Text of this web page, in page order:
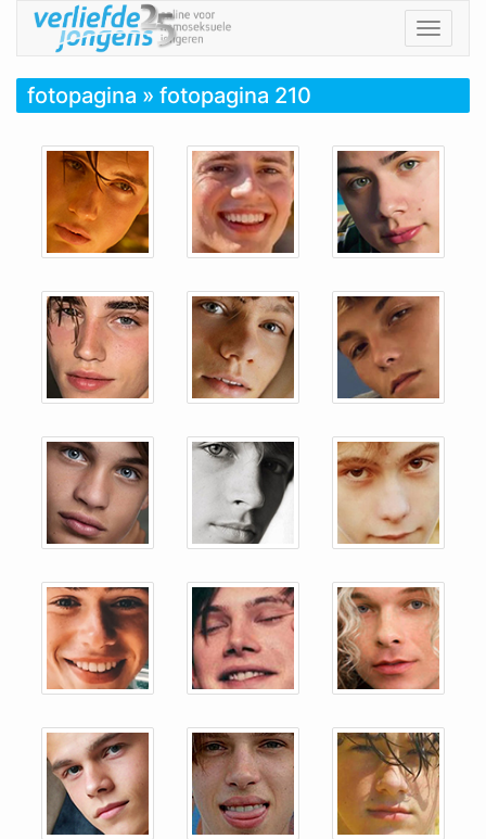
Toggle
fotopagina » fotopagina 210